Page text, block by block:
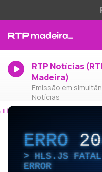
RTP Notícias
Madeira)
Emissão em
Notícias
ERRO
HLS.JS FATAL
ERROR